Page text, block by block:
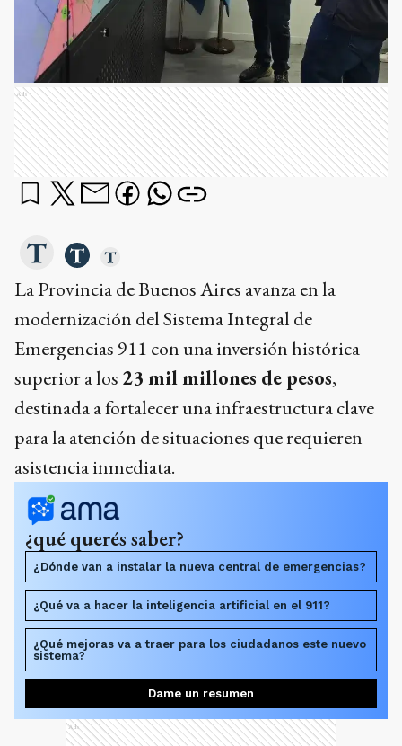
Ads
La Provincia de Buenos Aires avanza en la
modernización del Sistema Integral de
Emergencias 911 con una inversión histórica
superior a los 23 mil millones de pesos,
destinada a fortalecer una infraestructura clave
para la atención de situaciones que requieren
asistencia inmediata.
¿qué querés saber?
¿Dónde van a instalar la nueva central de emergencias?
¿Qué va a hacer la inteligencia artificial en el 911?
¿Qué mejoras va a traer para los ciudadanos este nuevo
sistema?
Dame un resumen
Ads